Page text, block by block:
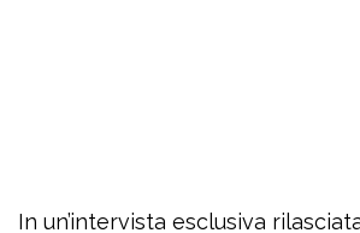
In un’intervista esclusiva rilasciata